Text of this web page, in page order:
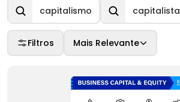
capitalismo capitalista
Filtros Mais Relevante